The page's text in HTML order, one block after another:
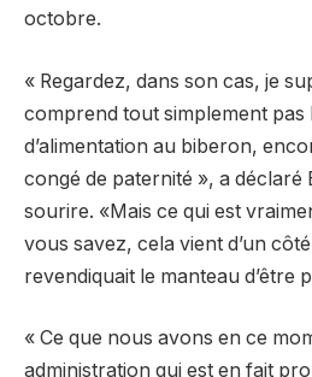
octobre.
« Regardez, dans son cas, je
comprend tout simplement pas
d’alimentation au biberon,
congé de paternité », a déclaré
sourire. «Mais ce qui est
vous savez, cela vient d’un côté
revendiquait le manteau d’être
« Ce que nous avons en ce
administration qui est en fait